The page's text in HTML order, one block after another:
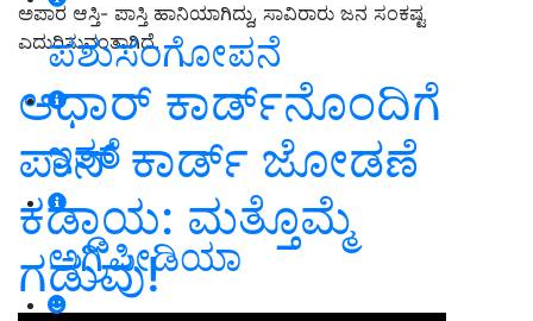
ಪಶುಸಂಗೋಪನೆ
ಇತರೆ
ಅಗ್ರಿಪೀಡಿಯಾ
ಅಪಾರ ಆಸ್ತಿ- ಪಾಸ್ತಿ ಹಾನಿಯಾಗಿದ್ದು, ಸಾವಿರಾರು ಜನ ಸಂಕಷ್ಟ
ಎದುರಿಸುವಂತಾಗಿದೆ.
ಆಧಾರ್‌ ಕಾರ್ಡ್‌ನೊಂದಿಗೆ
ಪಾನ್‌ ಕಾರ್ಡ್‌ ಜೋಡಣೆ
ಕಡ್ಡಾಯ: ಮತ್ತೊಮ್ಮೆ
ಗಡುವು!